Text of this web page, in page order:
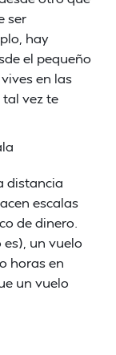
ser
hay
el pequeño
en las
tal vez te
distancia
escalas
de dinero.
un vuelo
horas en
un vuelo